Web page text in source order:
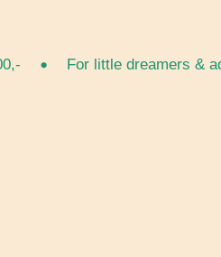
• For little dreamers &